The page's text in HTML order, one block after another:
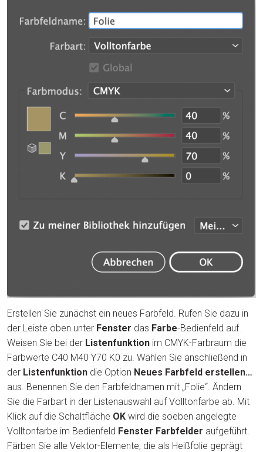
Erstellen Sie zunächst ein neues Farbfeld. Rufen Sie dazu in
der Leiste oben unter Fenster das Farbe-Bedienfeld auf.
Weisen Sie bei der Listenfunktion im CMYK-Farbraum die
Farbwerte C40 M40 Y70 K0 zu. Wählen Sie anschließend in
der Listenfunktion die Option Neues Farbfeld erstellen…
aus. Benennen Sie den Farbfeldnamen mit „Folie“. Ändern
Sie die Farbart in der Listenauswahl auf Volltonfarbe ab. Mit
Klick auf die Schaltfläche OK wird die soeben angelegte
Volltonfarbe im Bedienfeld Fenster Farbfelder aufgeführt.
Färben Sie alle Vektor-Elemente, die als Heißfolie geprägt